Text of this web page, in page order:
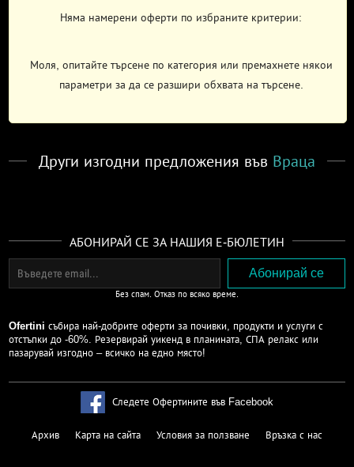
Няма намерени оферти по избраните критерии:
Моля, опитайте търсене по категория или премахнете някои
параметри за да се разшири обхвата на търсене.
Други изгодни предложения във Враца
АБОНИРАЙ СЕ ЗА НАШИЯ Е-БЮЛЕТИН
Без спам. Отказ по всяко време.
Ofertini събира най-добрите оферти за почивки, продукти и услуги с
отстъпки до -60%. Резервирай уикенд в планината, СПА релакс или
пазарувай изгодно – всичко на едно място!
Следете Офертините във Facebook
Архив Карта на сайта Условия за ползване Връзка с нас